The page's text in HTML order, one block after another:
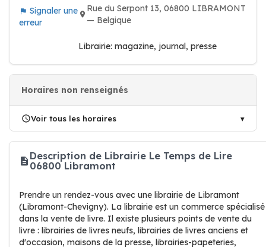
Signaler une
erreur
Rue du Serpont 13, 06800 LIBRAMONT
— Belgique
Librairie: magazine, journal, presse
Horaires non renseignés
Voir tous les horaires
Description de Librairie Le Temps de Lire
06800 Libramont
Prendre un rendez-vous avec une librairie de Libramont
(Libramont-Chevigny). La librairie est un commerce spécialisé
dans la vente de livre. Il existe plusieurs points de vente du
livre : librairies de livres neufs, librairies de livres anciens et
d'occasion, maisons de la presse, librairies-papeteries,